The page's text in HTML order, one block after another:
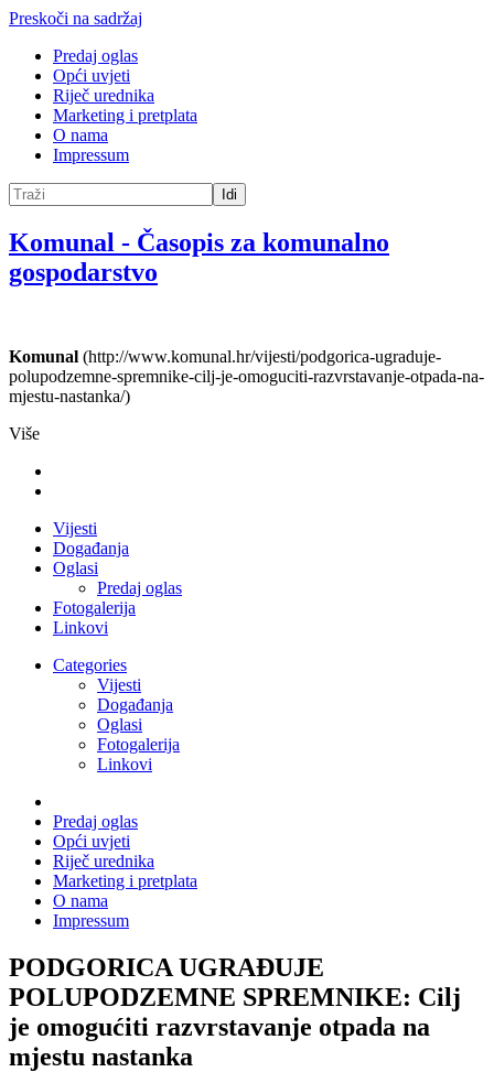
Preskoči na sadržaj
Predaj oglas
Opći uvjeti
Riječ urednika
Marketing i pretplata
O nama
Impressum
Idi
Komunal - Časopis za komunalno
gospodarstvo
Komunal (http://www.komunal.hr/vijesti/podgorica-ugraduje-
polupodzemne-spremnike-cilj-je-omoguciti-razvrstavanje-otpada-na-
mjestu-nastanka/)
Više
Vijesti
Događanja
Oglasi
Predaj oglas
Fotogalerija
Linkovi
Categories
Vijesti
Događanja
Oglasi
Fotogalerija
Linkovi
Predaj oglas
Opći uvjeti
Riječ urednika
Marketing i pretplata
O nama
Impressum
PODGORICA UGRAĐUJE
POLUPODZEMNE SPREMNIKE: Cilj
je omogućiti razvrstavanje otpada na
mjestu nastanka